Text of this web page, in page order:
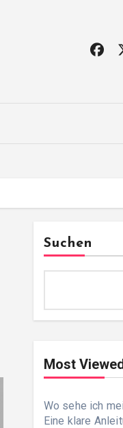
Suchen
Most
Wo sehe ich
Eine klare